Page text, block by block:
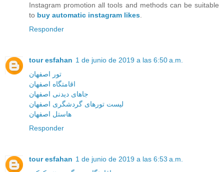
Instagram promotion all tools and methods can be suitable
to buy automatic instagram likes
Responder
tour esfahan 1 de junio de 2019 a las 6:50 a.m.
تور اصفهان
اقامتگاه اصفهان
جاهای دیدنی اصفهان
لیست تورهای گردشگری اصفهان
هاستل اصفهان
Responder
tour esfahan 1 de junio de 2019 a las 6:53 a.m.